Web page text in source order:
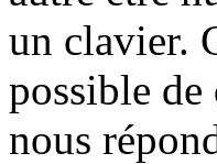
un clavier.
possible
nous